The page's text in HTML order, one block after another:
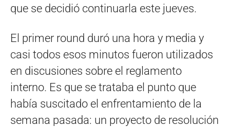
que se decidió continuarla este jueves.
El primer round duró una hora y media y
casi todos esos minutos fueron utilizados
en discusiones sobre el reglamento
interno. Es que se trataba el punto que
había suscitado el enfrentamiento de la
semana pasada: un proyecto de resolución